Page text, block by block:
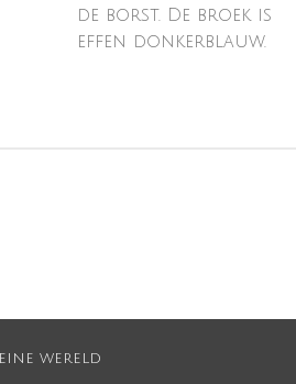
de borst. De broek is
effen donkerblauw.
wereld